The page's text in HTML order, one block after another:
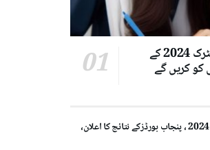
پنجاب، تعلیمی بورڈزمیٹرک 2024 کے
میٹرک امتحانات 2024 ، پنجاب بورڈزکے نتائج کا اعلان،